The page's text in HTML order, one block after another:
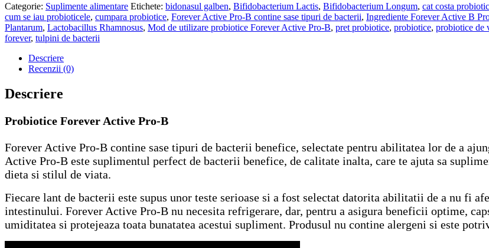
Categorie: Suplimente alimentare Etichete: bidonasul galben, Bifidobacterium Lactis, Bifidobacterium Longum, cat costa
cum se iau probioticele, cumpara probiotice, Forever Active Pro-B contine sase tipuri de bacterii, Ingrediente Forever Active B
Plantarum, Lactobacillus Rhamnosus, Mod de utilizare probiotice Forever Active Pro-B, pret probiotice, probiotice, probiotice de
forever, tulpini de bacterii
Descriere
Recenzii (0)
Descriere
Probiotice Forever Active Pro-B
Forever Active Pro-B contine sase tipuri de bacterii benefice, selectate pentru abilitatea lor de a
Active Pro-B este suplimentul perfect de bacterii benefice, de calitate inalta, care te ajuta sa
dieta si stilul de viata.
Fiecare lant de bacterii este supus unor teste serioase si a fost selectat datorita abilitatii de a nu fi
intestinului. Forever Active Pro-B nu necesita refrigerare, dar, pentru a asigura beneficii optime,
umiditatea si protejeaza toata bunatatea acestui supliment. Produsul nu contine alergeni si este